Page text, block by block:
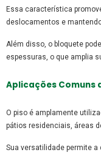
Essa característica
deslocamentos e
Além disso, o bloquete
espessuras, o que amplia
Aplicações Comuns
O piso é amplamente
pátios residenciais, áreas
Sua versatilidade permite a